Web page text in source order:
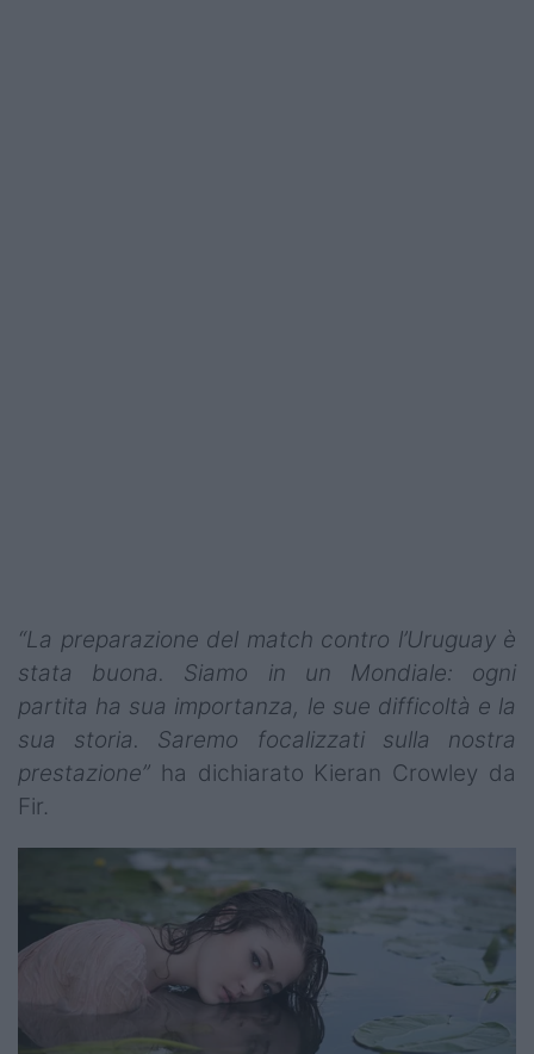
“La preparazione del match contro l’Uruguay è
stata buona. Siamo in un Mondiale: ogni
partita ha sua importanza, le sue difficoltà e la
sua storia. Saremo focalizzati sulla nostra
prestazione” ha dichiarato Kieran Crowley da
Fir.